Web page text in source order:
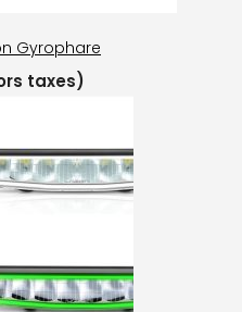
Gyrophare
taxes)